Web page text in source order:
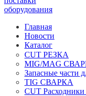
Главная
Новости
Каталог
CUT РЕЗКА
MIG/MAG
Запасные части
TIG СВАРКА
CUT